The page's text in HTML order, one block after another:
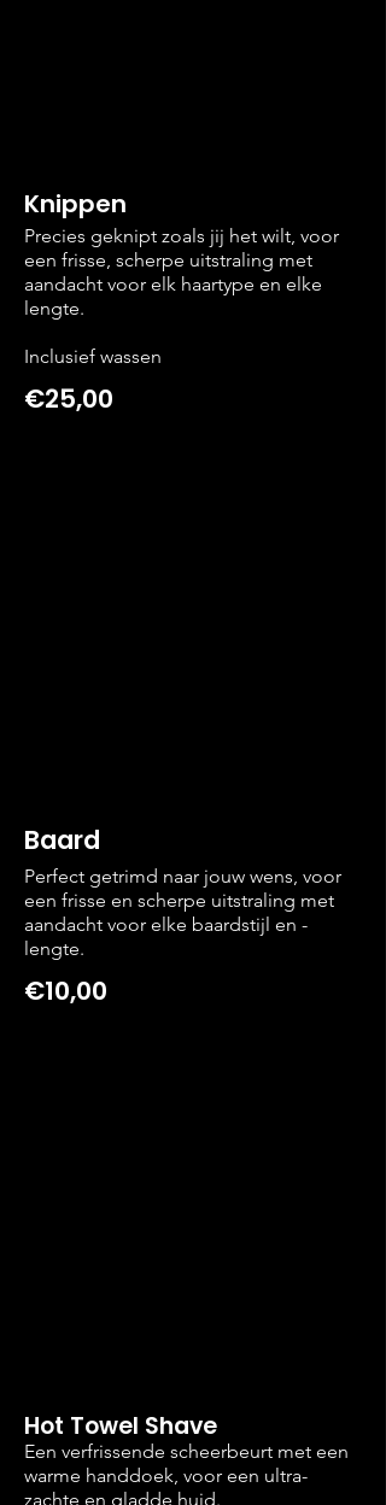
Knippen
Precies geknipt zoals jij het wilt, voor
een frisse, scherpe uitstraling met
aandacht voor elk haartype en elke
lengte.
Inclusief wassen
€25,00
Baard
Perfect getrimd naar jouw wens, voor
een frisse en scherpe uitstraling met
aandacht voor elke baardstijl en -
lengte.
€10,00
Hot Towel Shave
Een verfrissende scheerbeurt met een
warme handdoek, voor een ultra-
zachte en gladde huid.